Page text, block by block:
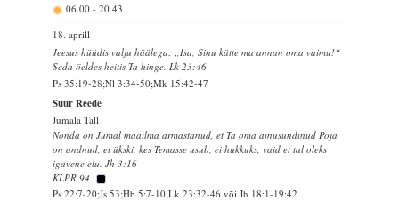
06.00 - 20.43
18. aprill
Jeesus hüüdis valju häälega: „Isa, Sinu kätte ma annan oma vaimu!“
Seda öeldes heitis Ta hinge. Lk 23:46
Ps 35:19-28;Nl 3:34-50;Mk 15:42-47
Suur Reede
Jumala Tall
Nõnda on Jumal maailma armastanud, et Ta oma ainusündinud Poja
on andnud, et ükski, kes Temasse usub, ei hukkuks, vaid et tal oleks
igavene elu. Jh 3:16
KLPR 94
Ps 22:7-20;Js 53;Hb 5:7-10;Lk 23:32-46 või Jh 18:1-19:42